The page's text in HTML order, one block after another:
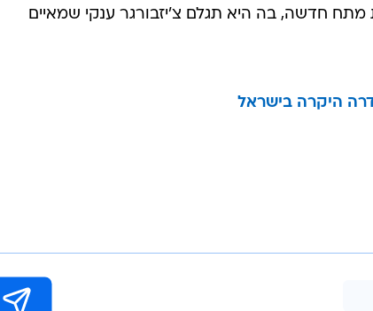
חדשה, בה היא תגלם צ'יזבורגר ענקי שמאיים
היקרה בישראל